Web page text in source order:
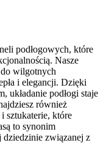
podłogowych, które
Nasze
wilgotnych
i elegancji. Dzięki
układanie podłogi staje
również
sztukaterie, które
to synonim
związanej z